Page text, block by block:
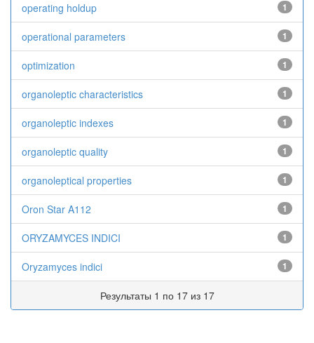
operating holdup 1
operational parameters 1
optimization 1
organoleptic characteristics 1
organoleptic indexes 1
organoleptic quality 1
organoleptical properties 1
Oron Star A112 1
ORYZAMYCES INDICI 1
Oryzamyces indici 1
Результаты 1 по 17 из 17